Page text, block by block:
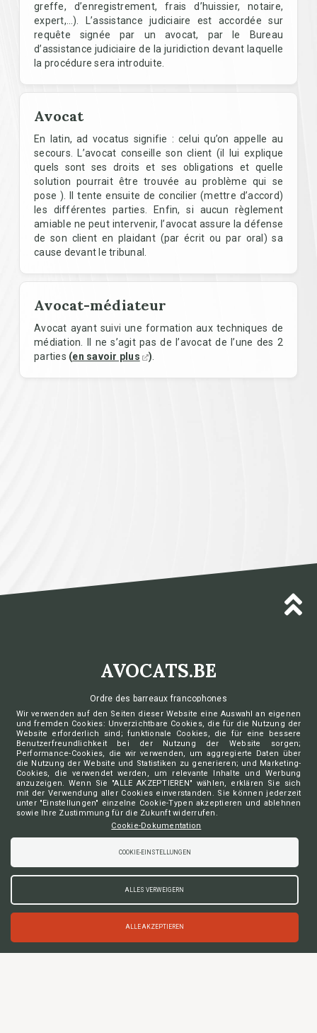
greffe, d’enregistrement, frais d’huissier, notaire,
expert,…). L’assistance judiciaire est accordée sur
requête signée par un avocat, par le Bureau
d’assistance judiciaire de la juridiction devant laquelle
la procédure sera introduite.
Avocat
En latin, ad vocatus signifie : celui qu’on appelle au
secours. L’avocat conseille son client (il lui explique
quels sont ses droits et ses obligations et quelle
solution pourrait être trouvée au problème qui se
pose ). Il tente ensuite de concilier (mettre d’accord)
les différentes parties. Enfin, si aucun règlement
amiable ne peut intervenir, l’avocat assure la défense
de son client en plaidant (par écrit ou par oral) sa
cause devant le tribunal.
Avocat-médiateur
Avocat ayant suivi une formation aux techniques de
médiation. Il ne s’agit pas de l’avocat de l’une des 2
parties (en savoir plus )
AVOCATS.BE
Ordre des barreaux francophones
et germanophone de Belgique
Charte vie privée
Déclaration vie privée aide juridique de 2ème ligne
Déclaration vie privée DP-A Access
Déclaration vie privée DP-A Sign
Préférences de cookies
Wir verwenden auf den Seiten dieser Website eine Auswahl an eigenen
und fremden Cookies: Unverzichtbare Cookies, die für die Nutzung der
Website erforderlich sind; funktionale Cookies, die für eine bessere
Benutzerfreundlichkeit bei der Nutzung der Website sorgen;
Performance-Cookies, die wir verwenden, um aggregierte Daten über
die Nutzung der Website und Statistiken zu generieren; und Marketing-
Cookies, die verwendet werden, um relevante Inhalte und Werbung
anzuzeigen. Wenn Sie "ALLE AKZEPTIEREN" wählen, erklären Sie sich
mit der Verwendung aller Cookies einverstanden. Sie können jederzeit
unter "Einstellungen" einzelne Cookie-Typen akzeptieren und ablehnen
sowie Ihre Zustimmung für die Zukunft widerrufen.
Cookie-Dokumentation
COOKIE-EINSTELLUNGEN
ALLES VERWEIGERN
ALLE AKZEPTIEREN
Contact
Tél+32 2 648 20 98
Rue Haute, 139 bte 20